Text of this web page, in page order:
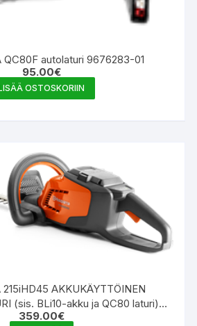
QC80F autolaturi 9676283-01
95.00€
OSTOSKORIIN
215iHD45 AKKUKÄYTTÖINEN
9670983-02
359.00€